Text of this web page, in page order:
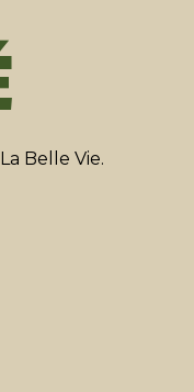
Belle Vie.